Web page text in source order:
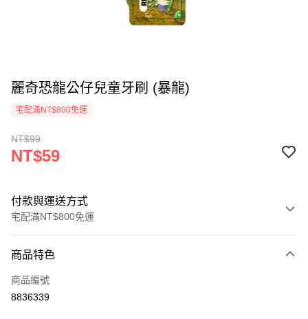
麗奇恐龍公仔兒童牙刷 (暴龍)
宅配滿NT$800免運
NT$99
NT$59
付款與運送方式
宅配滿NT$800免運
信用卡一次付款
LINE Pay
商品特色
商品編號
8836339